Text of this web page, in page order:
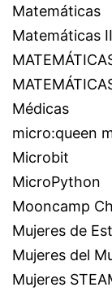
Matemáticas
Matemáticas
Médicas
micro:queen
Microbit
MicroPython
Mooncamp
Mujeres de
Mujeres del
Mujeres